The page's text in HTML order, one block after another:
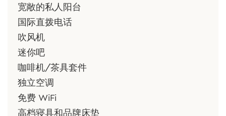
宽敞的私人阳台
国际直拨电话
吹风机
迷你吧
咖啡机/茶具套件
独立空调
免费 WiFi
高档寝具和品牌床垫